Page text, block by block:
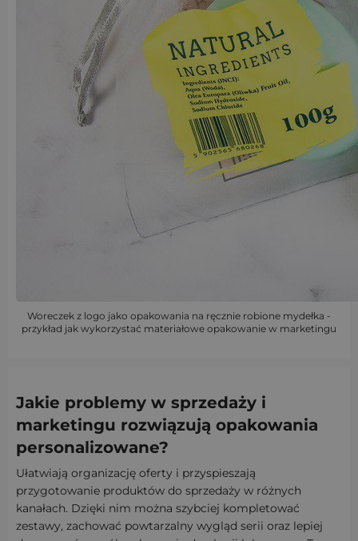
Woreczek z logo jako opakowania na ręcznie robione mydełka -
przykład jak wykorzystać materiałowe opakowanie w marketingu
Jakie problemy w sprzedaży i
marketingu rozwiązują opakowania
personalizowane?
Ułatwiają organizację oferty i przyspieszają
przygotowanie produktów do sprzedaży w różnych
kanałach. Dzięki nim można szybciej kompletować
zestawy, zachować powtarzalny wygląd serii oraz lepiej